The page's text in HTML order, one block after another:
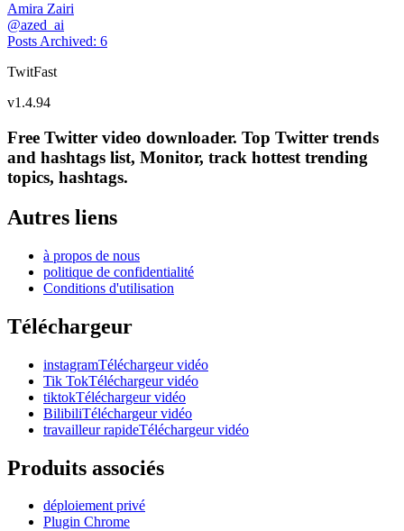
Amira Zairi
@azed_ai
Posts Archived: 6
TwitFast
v1.4.94
Free Twitter video downloader. Top Twitter trends
and hashtags list, Monitor, track hottest trending
topics, hashtags.
Autres liens
à propos de nous
politique de confidentialité
Conditions d'utilisation
Téléchargeur
instagramTéléchargeur vidéo
Tik TokTéléchargeur vidéo
tiktokTéléchargeur vidéo
BilibiliTéléchargeur vidéo
travailleur rapideTéléchargeur vidéo
Produits associés
déploiement privé
Plugin Chrome